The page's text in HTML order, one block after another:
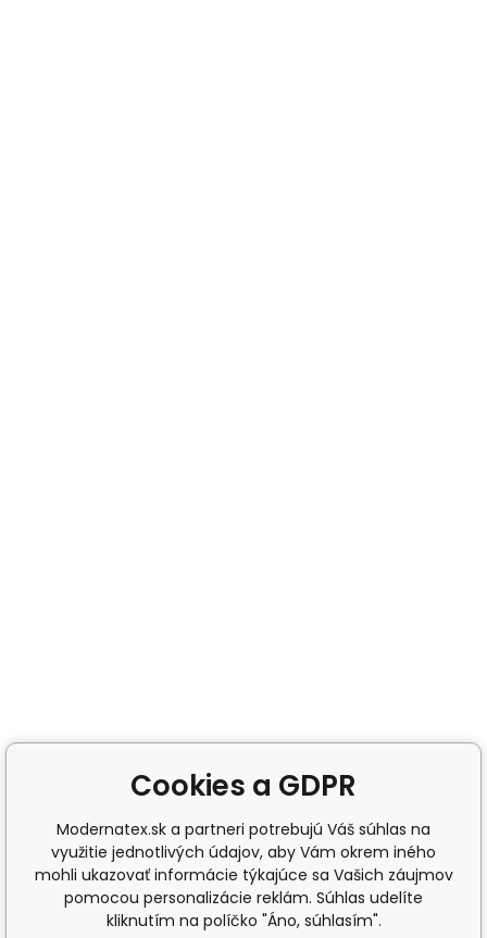
Cookies a GDPR
Modernatex.sk a partneri potrebujú Váš súhlas na
využitie jednotlivých údajov, aby Vám okrem iného
mohli ukazovať informácie týkajúce sa Vašich záujmov
pomocou personalizácie reklám. Súhlas udelíte
kliknutím na políčko "Áno, súhlasím".